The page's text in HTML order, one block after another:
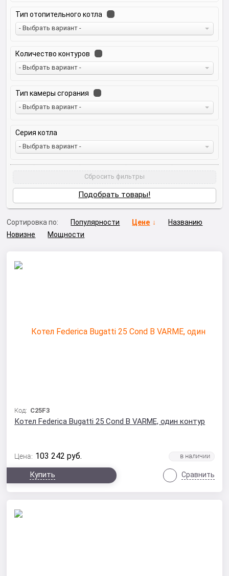
Тип отопительного котла
- Выбрать вариант -
Количество контуров
- Выбрать вариант -
Тип камеры сгорания
- Выбрать вариант -
Серия котла
- Выбрать вариант -
Подобрать товары!
Сбросить фильтры
Сортировка по: Популярности Цене
Названию
Новизне
Мощности
Код: C25F3
Котел Federica Bugatti 25 Cond B VARME, один контур
Цена: 103 242 руб.
Купить Сравнить